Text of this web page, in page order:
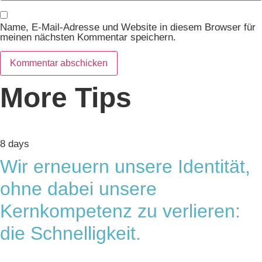
Name, E-Mail-Adresse und Website in diesem Browser für
meinen nächsten Kommentar speichern.
More Tips
8 days
Wir erneuern unsere Identität,
ohne dabei unsere
Kernkompetenz zu verlieren:
die Schnelligkeit.